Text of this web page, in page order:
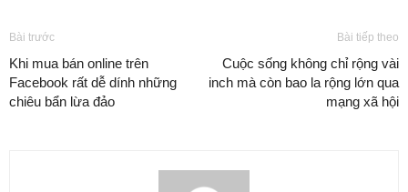
Bài trước
Khi mua bán online trên
Facebook rất dễ dính những
chiêu bẩn lừa đảo
Bài tiếp theo
Cuộc sống không chỉ rộng vài
inch mà còn bao la rộng lớn qua
mạng xã hội